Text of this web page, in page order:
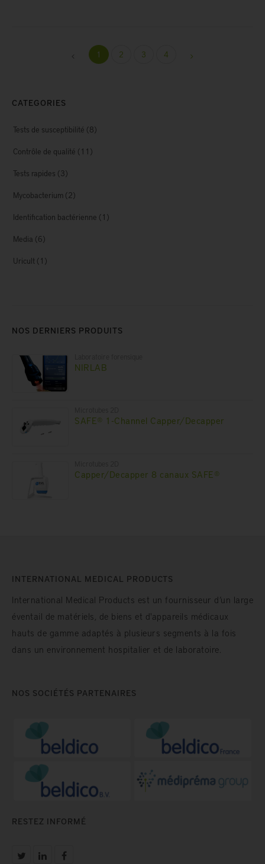
1 2 3 4
CATEGORIES
Tests de susceptibilité (8)
Contrôle de qualité (11)
Tests rapides (3)
Mycobacterium (2)
Identification bactérienne (1)
Media (6)
Uricult (1)
NOS DERNIERS PRODUITS
NIRLAB
SAFE® 1-Channel Capper/Decapper
Capper/Decapper 8 canaux SAFE®
INTERNATIONAL MEDICAL PRODUCTS
International Medical Products est un fournisseur d’un large
éventail de matériels, de biens et d'appareils médicaux
hauts de gamme adaptés à plusieurs segments à la fois
dans un environnement hospitalier et de laboratoire.
NOS SOCIÉTÉS PARTENAIRES
RESTEZ INFORMÉ